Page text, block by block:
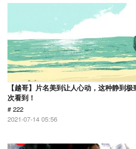
【越哥】片名美到让人心动，这种静到
次看到！
# 222
2021-07-14 05:56